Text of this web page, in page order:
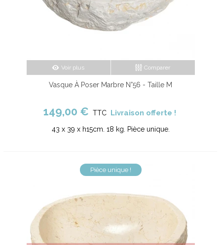
Voir plus Comparer
Vasque À Poser Marbre N°56 - Taille M
149,00 € TTC Livraison offerte !
43 x 39 x h15cm. 18 kg. Pièce unique.
Pièce unique !